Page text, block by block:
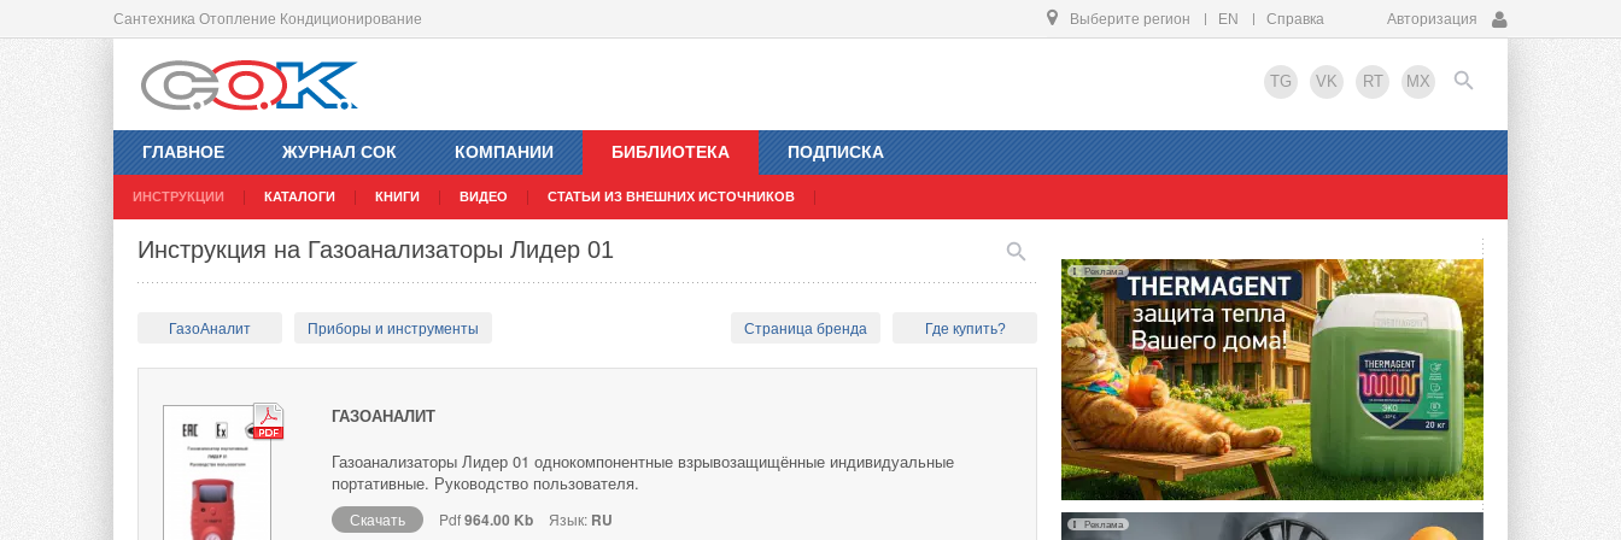
Сантехника Отопление Кондиционирование Выберите регион EN Справка Авторизация
TG VK RT MX
ГЛАВНОЕ ЖУРНАЛ СОК КОМПАНИИ БИБЛИОТЕКА
ИНСТРУКЦИИ КАТАЛОГИ КНИГИ ВИДЕО СТАТЬИ ИЗ ВНЕШНИХ ИСТОЧНИКОВ
ПОДПИСКА
EN
Инструкция на Газоанализаторы Лидер 01
ГазоАналит Приборы и инструменты Страница бренда Где купить?
ГАЗОАНАЛИТ
Газоанализаторы Лидер 01 однокомпонентные взрывозащищённые индивидуальные
портативные. Руководство пользователя.
Скачать Pdf964.00 Kb Язык: RU
Реклама
Реклама